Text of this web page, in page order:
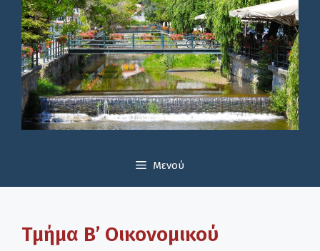
Μενού
Τμήμα Β’ Οικονομικού